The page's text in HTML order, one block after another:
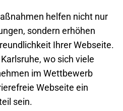
helfen nicht nur
sondern erhöhen
Ihrer Webseite.
wo sich viele
im Wettbewerb
Webseite ein
sein.